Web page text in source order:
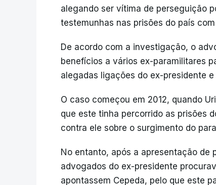
alegando ser vítima de perseguição
testemunhas nas prisões do país
De acordo com a investigação, o
benefícios a vários ex-paramilitares
alegadas ligações do ex-presidente
O caso começou em 2012, quando
que este tinha percorrido as prisões
contra ele sobre o surgimento do
No entanto, após a apresentação de
advogados do ex-presidente
apontassem Cepeda, pelo que este